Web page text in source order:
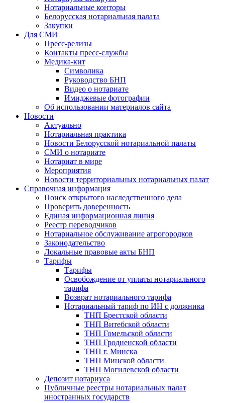
Нотариальные конторы
Белорусская нотариальная палата
Закупки
Для СМИ
Пресс-релизы
Контакты пресс-службы
Медика-кит
Символика
Руководство БНП
Видео о нотариате
Имиджевые фотографии
Об использовании материалов сайта
Новости
Актуально
Нотариальная практика
Новости Белорусской нотариальной палаты
СМИ о нотариате
Нотариат в мире
Мероприятия
Новости территориальных нотариальных палат
Справочная информация
Поиск открытого наследственного дела
Проверить доверенность
Единая информационная линия
Реестр переводчиков
Нотариальное обслуживание агрогородков
Законодательство
Локальные правовые акты БНП
Тарифы
Тарифы
Освобождение от уплаты нотариального
тарифа
Возврат нотариального тарифа
Нотариальный тариф по ИН с должника
ТНП Брестской области
ТНП Витебской области
ТНП Гомельской области
ТНП Гродненской области
ТНП г. Минска
ТНП Минской области
ТНП Могилевской области
Депозит нотариуса
Публичные реестры нотариальных палат
иностранных государств